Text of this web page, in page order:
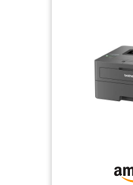
en noir et 1